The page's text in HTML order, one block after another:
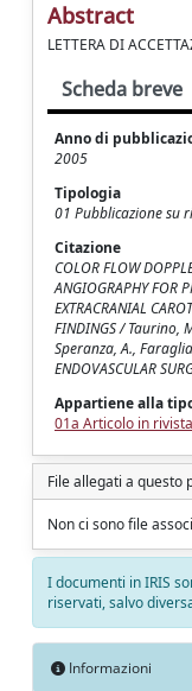
Abstract
LETTERA DI
Scheda breve
Anno di
2005
Tipologia
01 Pubblicazione su
Citazione
COLOR FLOW
ANGIOGRAPHY FOR
EXTRACRANIAL
FINDINGS / Taurino,
Speranza, A.,
ENDOVASCULAR
Appartiene alla
01a Articolo in rivista
File allegati a questo
Non ci sono file
I documenti in IRIS
riservati, salvo
Informazioni